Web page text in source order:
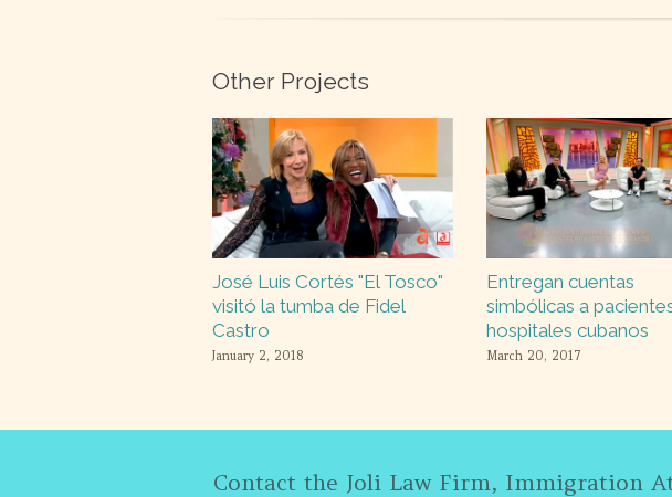
Other Projects
José Luis Cortés "El Tosco"
visitó la tumba de Fidel
Castro
January 2, 2018
Entregan cuentas
simbólicas a
hospitales cubanos
March 20, 2017
Contact the Joli Law Firm, Immigration